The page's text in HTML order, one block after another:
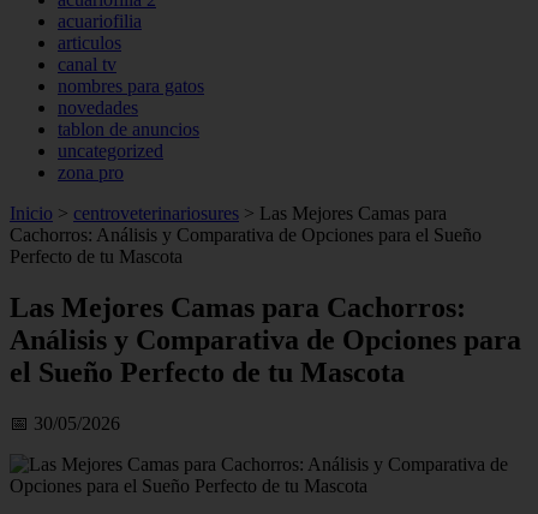
acuariofilia
articulos
canal tv
nombres para gatos
novedades
tablon de anuncios
uncategorized
zona pro
Inicio > centroveterinariosures > Las Mejores Camas para
Cachorros: Análisis y Comparativa de Opciones para el Sueño
Perfecto de tu Mascota
Las Mejores Camas para Cachorros:
Análisis y Comparativa de Opciones para
el Sueño Perfecto de tu Mascota
📅 30/05/2026